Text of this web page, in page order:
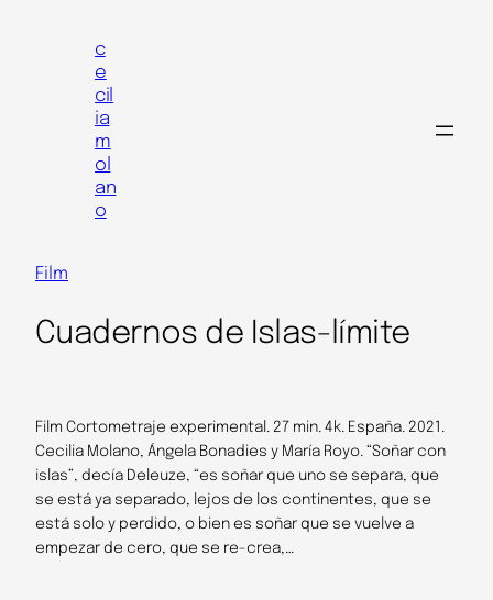
c
e
cil
ia
m
ol
an
o
Film
Cuadernos de Islas-límite
Film Cortometraje experimental. 27 min. 4k. España. 2021.
Cecilia Molano, Ángela Bonadies y María Royo. “Soñar con
islas”, decía Deleuze, “es soñar que uno se separa, que
se está ya separado, lejos de los continentes, que se
está solo y perdido, o bien es soñar que se vuelve a
empezar de cero, que se re-crea,…